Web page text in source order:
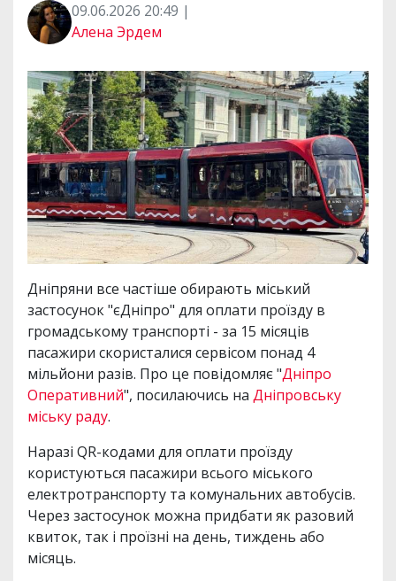
09.06.2026 20:49 |
Алена Эрдем
Дніпряни все частіше обирають міський
застосунок "єДніпро" для оплати проїзду в
громадському транспорті - за 15 місяців
пасажири скористалися сервісом понад 4
мільйони разів. Про це повідомляє "Дніпро
Оперативний", посилаючись на Дніпровську
міську раду.
Наразі QR-кодами для оплати проїзду
користуються пасажири всього міського
електротранспорту та комунальних автобусів.
Через застосунок можна придбати як разовий
квиток, так і проїзні на день, тиждень або
місяць.